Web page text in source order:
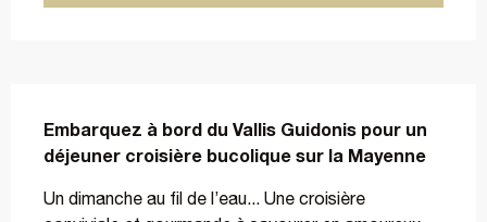
Embarquez à bord du Vallis Guidonis pour un
déjeuner croisière bucolique sur la Mayenne
Un dimanche au fil de l’eau... Une croisière